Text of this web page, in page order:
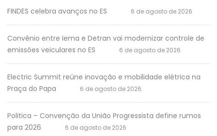
FINDES celebra avanços no ES 6 de agosto de 2026
Convênio entre Iema e Detran vai modernizar controle de
emissões veiculares no ES
6 de agosto de 2026
Electric Summit reúne inovação e mobilidade elétrica na
Praça do Papa
6 de agosto de 2026
Politica – Convenção da União Progressista define rumos
para 2026
6 de agosto de 2026